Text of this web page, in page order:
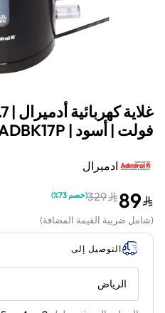
فولت | أسود | ADBK17P
ادميرال
89
329
(خصم 73% )
(شامل ضريبة القيمة المضافة)
التوصيل إلى
الرياض